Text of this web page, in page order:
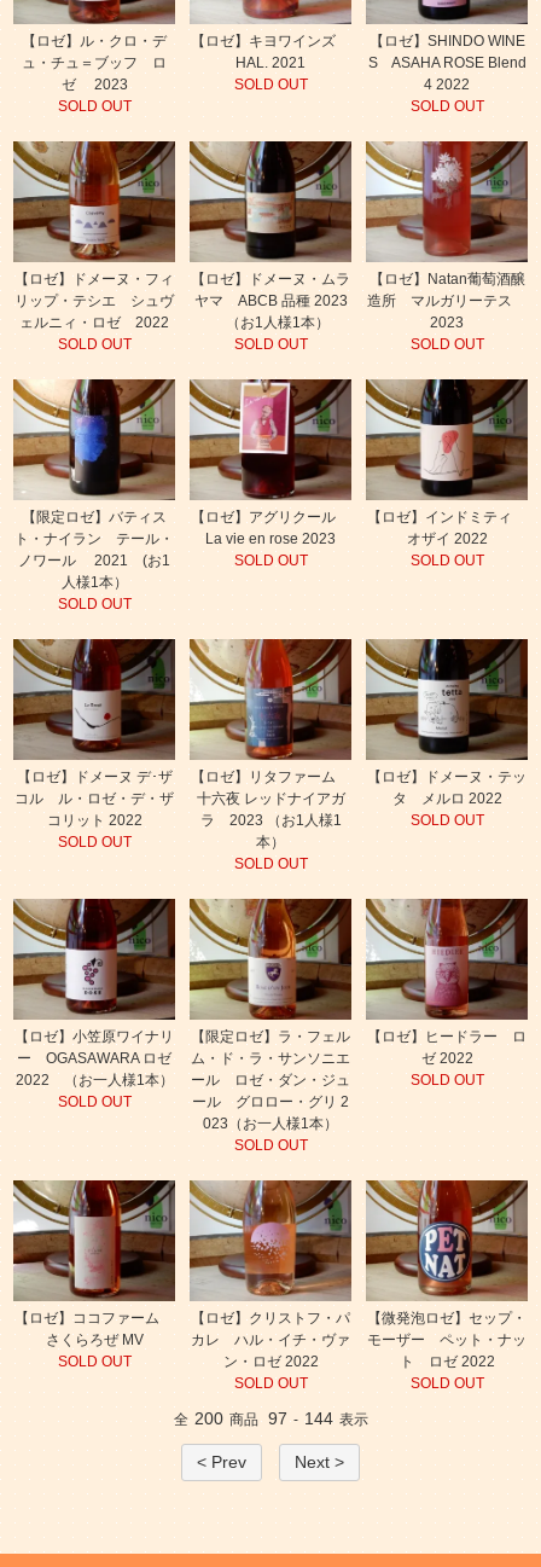
【ロゼ】ル・クロ・デ
ュ・チュ＝ブッフ ロ
ゼ 2023
SOLD OUT
【ロゼ】キヨワインズ
HAL. 2021
SOLD OUT
【ロゼ】SHINDO WINE
S ASAHA ROSE Blend
4 2022
SOLD OUT
【ロゼ】ドメーヌ・フィ
リップ・テシエ シュヴ
ェルニィ・ロゼ 2022
SOLD OUT
【ロゼ】ドメーヌ・ムラ
ヤマ ABCB 品種 2023
（お1人様1本）
SOLD OUT
【ロゼ】Natan葡萄酒醸
造所 マルガリーテス
2023
SOLD OUT
【限定ロゼ】バティス
ト・ナイラン テール・
ノワール 2021 (お1
人様1本）
SOLD OUT
【ロゼ】アグリクール
La vie en rose 2023
SOLD OUT
【ロゼ】インドミティ
オザイ 2022
SOLD OUT
【ロゼ】ドメーヌ デ･ザ
コル ル・ロゼ・デ・ザ
コリット 2022
SOLD OUT
【ロゼ】リタファーム
十六夜 レッドナイアガ
ラ 2023 （お1人様1
本）
SOLD OUT
【ロゼ】ドメーヌ・テッ
タ メルロ 2022
SOLD OUT
【ロゼ】小笠原ワイナリ
ー OGASAWARA ロゼ
2022 （お一人様1本）
SOLD OUT
【限定ロゼ】ラ・フェル
ム・ド・ラ・サンソニエ
ール ロゼ・ダン・ジュ
ール グロロー・グリ 2
023（お一人様1本）
SOLD OUT
【ロゼ】ヒードラー ロ
ゼ 2022
SOLD OUT
【ロゼ】ココファーム
さくらろぜ MV
SOLD OUT
【ロゼ】クリストフ・パ
カレ ハル・イチ・ヴァ
ン・ロゼ 2022
SOLD OUT
【微発泡ロゼ】セップ・
モーザー ペット・ナッ
ト ロゼ 2022
SOLD OUT
全 200 商品 97 - 144 表示
< Prev Next >